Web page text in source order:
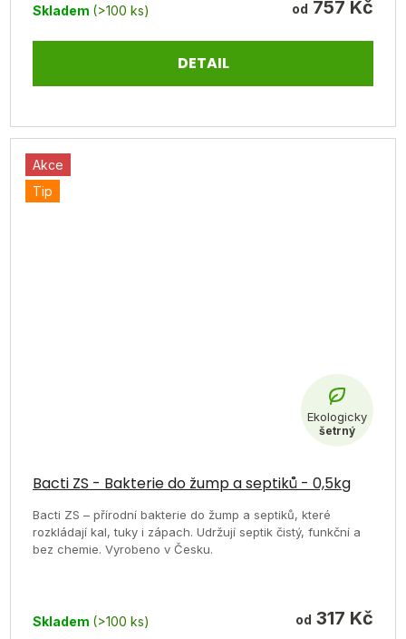
Skladem (>100 ks) od 757 Kč
DETAIL
Akce
Tip
Bacti ZS - Bakterie do žump a septiků - 0,5kg
hodnocení
je
5,0
hvězdiček.
Skladem (>100 ks) od 317 Kč
Bacti ZS – přírodní bakterie do žump a septiků, které
rozkládají kal, tuky i zápach. Udržují septik čistý, funkční a
bez chemie. Vyrobeno v Česku.